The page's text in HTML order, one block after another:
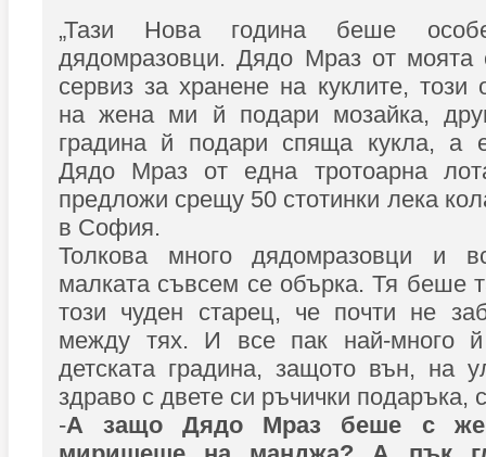
„Тази Нова година беше
дядомразовци. Дядо Мраз от моята
сервиз за хранене на куклите, този
на жена ми й подари мозайка,
градина й подари спяща кукла, а
Дядо Мраз от една тротоарна
предложи срещу 50 стотинки лека
в София.
Толкова много дядомразовци и
малката съвсем се обърка. Тя беше
този чуден старец, че почти не
между тях. И все пак най-много
детската градина, защото вън, на
здраво с двете си ръчички подаръка,
-А защо Дядо Мраз беше с